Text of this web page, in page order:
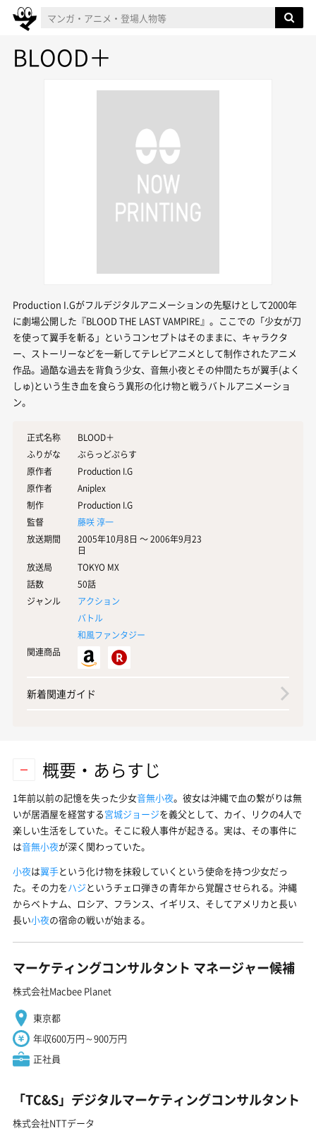
BLOOD＋
Production I.Gがフルデジタルアニメーションの先駆けとして2000年
に劇場公開した『BLOOD THE LAST VAMPIRE』。ここでの「少女が刀
を使って翼手を斬る」というコンセプトはそのままに、キャラクタ
ー、ストーリーなどを一新してテレビアニメとして制作されたアニメ
作品。過酷な過去を背負う少女、音無小夜とその仲間たちが翼手(よく
しゅ)という生き血を食らう異形の化け物と戦うバトルアニメーショ
ン。
正式名称
BLOOD＋
ふりがな
ぶらっどぷらす
原作者
Production I.G
原作者
Aniplex
制作
Production I.G
監督
藤咲 淳一
放送期間
2005年10月8日 〜 2006年9月23
日
放送局
TOKYO MX
話数
50話
ジャンル
アクション
バトル
和風ファンタジー
関連商品
新着関連ガイド
概要・あらすじ
1年前以前の記憶を失った少女音無小夜。彼女は沖縄で血の繋がりは無
いが居酒屋を経営する宮城ジョージを義父として、カイ、リクの4人で
楽しい生活をしていた。そこに殺人事件が起きる。実は、その事件に
は音無小夜が深く関わっていた。
小夜は翼手という化け物を抹殺していくという使命を持つ少女だっ
た。その力をハジというチェロ弾きの青年から覚醒させられる。沖縄
からベトナム、ロシア、フランス、イギリス、そしてアメリカと長い
長い小夜の宿命の戦いが始まる。
マーケティングコンサルタント マネージャー候補
株式会社Macbee Planet
東京都
年収600万円～900万円
正社員
「TC&S」デジタルマーケティングコンサルタント
株式会社NTTデータ